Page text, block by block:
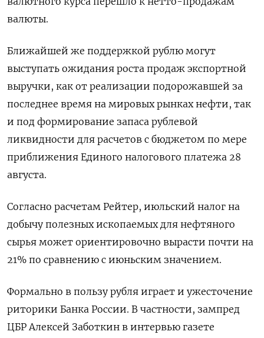
валюты.
Ближайшей же поддержкой рублю могут
выступать ожидания роста продаж экспортной
выручки, как от реализации подорожавшей за
последнее время на мировых рынках нефти, так
и под формирование запаса рублевой
ликвидности для расчетов с бюджетом по мере
приближения Единого налогового платежа 28
августа.
Согласно расчетам Рейтер, июльский налог на
добычу полезных ископаемых для нефтяного
сырья может ориентировочно вырасти почти на
21% по сравнению с июньским значением.
Формально в пользу рубля играет и ужесточение
риторики Банка России. В частности, зампред
ЦБР Алексей Заботкин в интервью газете